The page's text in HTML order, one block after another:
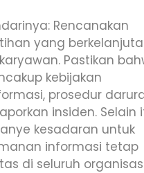
Rencanakan
yang
Pastikan
kebijakan
prosedur
insiden. Selain
kesadaran untuk
informasi tetap
di seluruh